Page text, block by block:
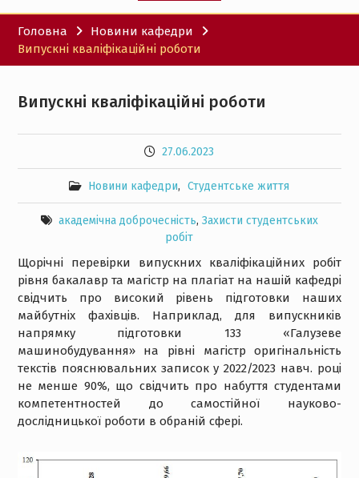
Головна
Новини кафедри
Випускні кваліфікаційні роботи
Випускні кваліфікаційні роботи
27.06.2023
Новини кафедри, Студентське життя
академічна доброчесність, Захисти студентських
робіт
Щорічні перевірки випускних кваліфікаційних робіт
рівня бакалавр та магістр на плагіат на нашій кафедрі
свідчить про високий рівень підготовки наших
майбутніх фахівців. Наприклад, для випускників
напрямку підготовки 133 «Галузеве
машинобудування» на рівні магістр оригінальність
текстів пояснювальних записок у 2022/2023 навч. році
не менше 90%, що свідчить про набуття студентами
компетентностей до самостійної науково-
дослідницької роботи в обраній сфері.